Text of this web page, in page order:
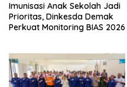
Imunisasi Anak Sekolah Jadi
Prioritas, Dinkesda Demak
Perkuat Monitoring BIAS 2026